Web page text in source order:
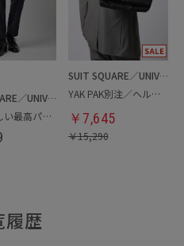
SUIT SQUARE／UNIVERSAL LANGUAGE
春夏／涼しい最高パンツ
SUIT SQUARE／UNIVERSAL LANGUAGE
YAK PAK別注／ヘルメットバッグ
￥ 7,645
￥15,290
履歴